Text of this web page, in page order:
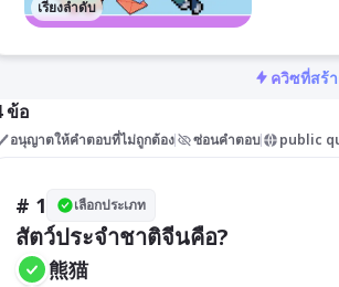
เรียงลำดับ
ควิซที่สร้
ข้อ
อนุญาตให้คำตอบที่ไม่ถูกต้อง ซ่อนคำตอบ public
# 1 เลือกประเภท
สัตว์ประจำชาติจีนคือ?
熊猫